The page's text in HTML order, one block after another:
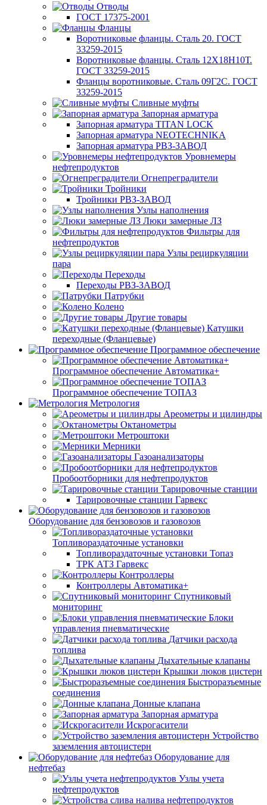
Отводы
ГОСТ 17375-2001
Фланцы
Воротниковые фланцы. Сталь 20. ГОСТ
33259-2015
Воротниковые фланцы. Сталь 12Х18Н10Т.
ГОСТ 33259-2015
Фланцы воротниковые. Сталь 09Г2С. ГОСТ
33259-2015
Сливные муфты
Запорная арматура
Запорная арматура TITAN LOCK
Запорная арматура NEOTECHNIKA
Запорная арматура РВЗ-ЗАВОД
Уровнемеры
нефтепродуктов
Огнепреградители
Тройники
Тройники РВЗ-ЗАВОД
Узлы наполнения
Люки замерные ЛЗ
Фильтры для
нефтепродуктов
Узлы рециркуляции
пара
Переходы
Переходы РВЗ-ЗАВОД
Патрубки
Колено
Другие товары
Катушки
переходные (Фланцевые)
Программное обеспечение
Программное обеспечение Автоматика+
Программное обеспечение ТОПАЗ
Метрология
Ареометры и цилиндры
Октанометры
Метроштоки
Мерники
Газоанализаторы
Пробоотборники для нефтепродуктов
Тарировочные станции
Тарировочные станции Гарвекс
Оборудование для бензовозов и газовозов
Топливораздаточные установки
Топливораздаточные установки Топаз
ТРК АТЗ Гарвекс
Контроллеры
Контроллеры Автоматика+
Спутниковый
мониторинг
Блоки
управления пневматические
Датчики расхода
топлива
Дыхательные клапаны
Крышки люков цистерн
Быстроразъемные
соединения
Донные клапана
Запорная арматура
Искрогасители
Устройство
заземления автоцистерн
Оборудование для
нефтебаз
Узлы учета
нефтепродуктов